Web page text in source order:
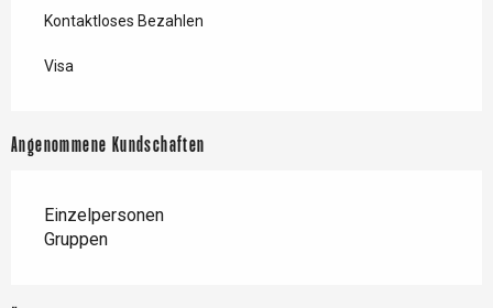
Kontaktloses Bezahlen
Visa
Angenommene Kundschaften
Einzelpersonen
Gruppen